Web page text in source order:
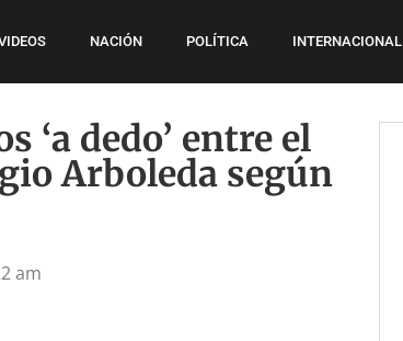
NACIÓN POLÍTICA INTERNACIONAL
‘a dedo’ entre el
Arboleda según
am